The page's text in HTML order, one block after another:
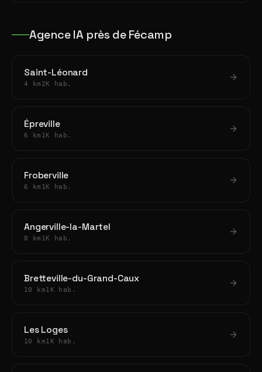
Agence IA près de Fécamp
Saint-Léonard
4 km 2K hab.
Épreville
6 km 1K hab.
Froberville
6 km 1K hab.
Angerville-la-Martel
8 km 1K hab.
Bretteville-du-Grand-Caux
10 km1K hab.
Les Loges
10 km1K hab.